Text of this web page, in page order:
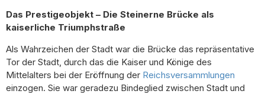
Das Prestigeobjekt – Die Steinerne Brücke als
kaiserliche Triumphstraße
Als Wahrzeichen der Stadt war die Brücke das repräsentative
Tor der Stadt, durch das die Kaiser und Könige des
Mittelalters bei der Eröffnung der Reichsversammlungen
einzogen. Sie war geradezu Bindeglied zwischen Stadt und